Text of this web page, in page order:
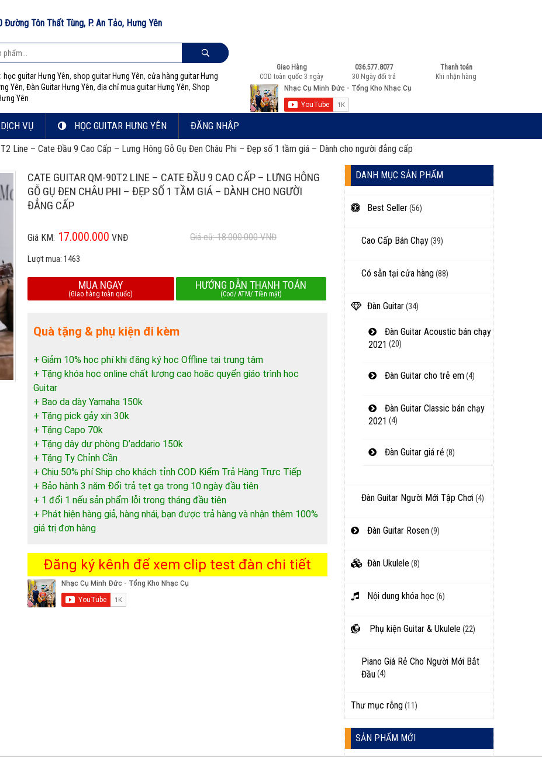
Tôn Thất Tùng, P. An Tảo, Hưng Yên
học guitar Hưng Yên, shop guitar Hưng Yên, cửa hàng guitar Hưng
Yên, Đàn Guitar Hưng Yên, địa chỉ mua guitar Hưng Yên, Shop
Yên
Giao Hàng
COD toàn quốc 3 ngày
036.577.8077
30 Ngày đổi trả
Thanh toán
Khi nhận hàng
DỊCH VỤ HỌC GUITAR HƯNG YÊN ĐĂNG NHẬP
Line – Cate Đầu 9 Cao Cấp – Lưng Hông Gỗ Gụ Đen Châu Phi – Đẹp số 1 tầm giá – Dành cho người đẳng cấp
CATE GUITAR QM-90T2 LINE – CATE ĐẦU 9 CAO CẤP – LƯNG HÔNG
GỖ GỤ ĐEN CHÂU PHI – ĐẸP SỐ 1 TẦM GIÁ – DÀNH CHO NGƯỜI
ĐẲNG CẤP
Giá KM: 17.000.000 VNĐ Giá cũ: 18.000.000VNĐ
Lượt mua: 1463
MUA NGAY
(Giao hàng toàn quốc)
HƯỚNG DẪN THANH TOÁN
(Cod/ ATM/ Tiền mặt)
Quà tặng & phụ kiện đi kèm
+ Giảm 10% học phí khi đăng ký học Offline tại trung tâm
+ Tặng khóa học online chất lượng cao hoặc quyển giáo trình học
Guitar
+ Bao da dày Yamaha 150k
+ Tặng pick gảy xịn 30k
+ Tặng Capo 70k
+ Tặng dây dự phòng D’addario 150k
+ Tặng Ty Chỉnh Cần
+ Chịu 50% phí Ship cho khách tỉnh COD Kiểm Trả Hàng Trực Tiếp
+ Bảo hành 3 năm Đổi trả tẹt ga trong 10 ngày đầu tiên
+ 1 đổi 1 nếu sản phẩm lỗi trong tháng đầu tiên
+ Phát hiện hàng giả, hàng nhái, bạn được trả hàng và nhận thêm 100%
giá trị đơn hàng
Đăng ký kênh để xem clip test đàn chi tiết
DANH MỤC SẢN PHẨM
Best Seller(56)
Cao Cấp Bán Chạy(39)
Có sẵn tại cửa hàng(88)
Đàn Guitar(34)
Đàn Guitar Acoustic bán chạy
2021 (20)
Đàn Guitar cho trẻ em(4)
Đàn Guitar Classic bán chạy
2021 (4)
Đàn Guitar giá rẻ (8)
Đàn Guitar Người Mới Tập Chơi(4)
Đàn Guitar Rosen(9)
Đàn Ukulele (8)
Nội dung khóa học (6)
Phụ kiện Guitar & Ukulele (22)
Piano Giá Rẻ Cho Người Mới Bắt
Đầu(4)
Thư mục rỗng(11)
SẢN PHẨM MỚI